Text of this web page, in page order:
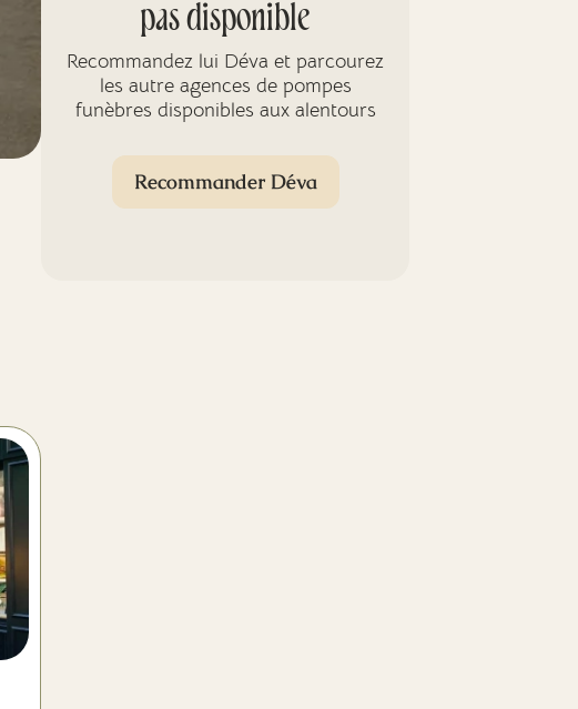
pas disponible
Recommandez lui Déva et parcourez
les autre agences de pompes
funèbres disponibles aux alentours
Recommander Déva